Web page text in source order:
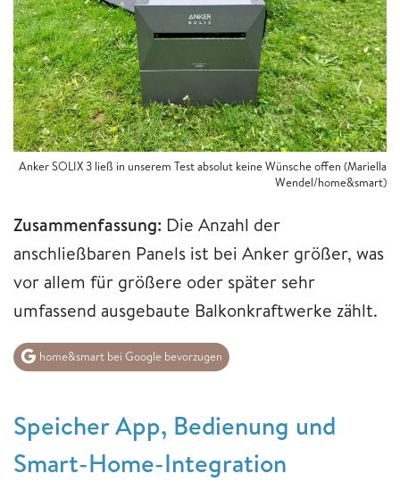
Anker SOLIX 3 ließ in unserem Test absolut keine Wünsche offen (Mariella
Wendel/home&smart)
Zusammenfassung: Die Anzahl der
anschließbaren Panels ist bei Anker größer, was
vor allem für größere oder später sehr
umfassend ausgebaute Balkonkraftwerke zählt.
home&smart bei Google bevorzugen
Speicher App, Bedienung und
Smart-Home-Integration